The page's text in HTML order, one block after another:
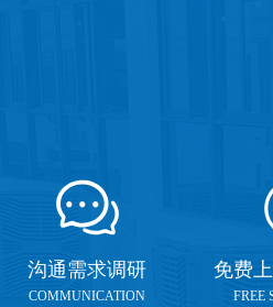
沟通需求调研
COMMUNICATION
免费
FREE